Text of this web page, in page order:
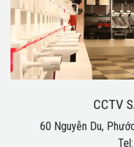
CCTV
60 Nguyễn Du,